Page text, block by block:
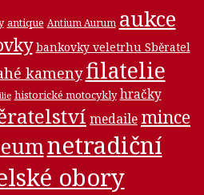
antique Antium Aurum aukce
bankovky veletrhu Sběratel
kamenyfilatelie
historické motocykly hračky
medaile mince
netradiční
obory